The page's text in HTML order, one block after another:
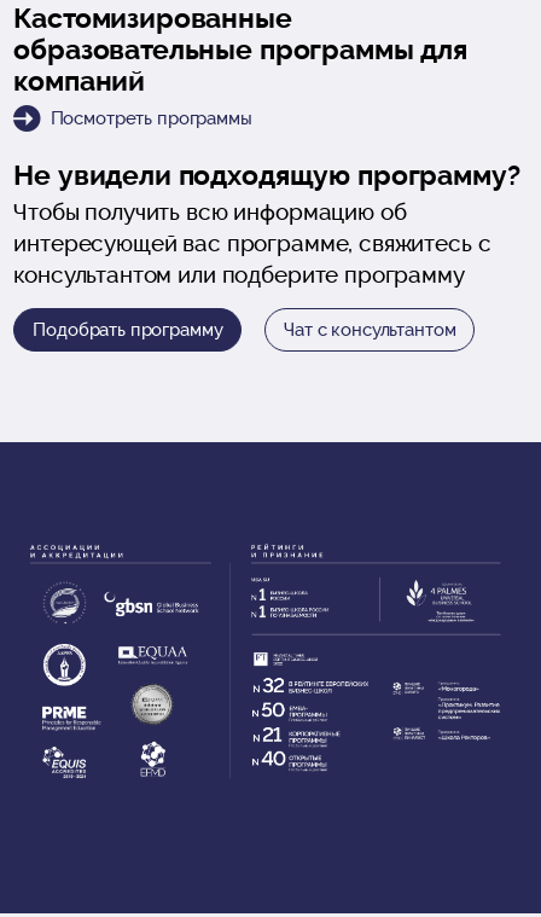
Кастомизированные
образовательные программы для
компаний
Посмотреть программы
Не увидели подходящую программу?
Чтобы получить всю информацию об
интересующей вас программе, свяжитесь с
консультантом или подберите программу
Подобрать программу Чат с консультантом